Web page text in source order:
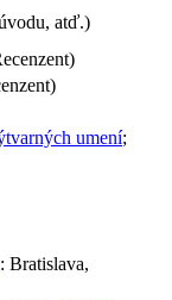
atď.)
umení;
: Bratislava,